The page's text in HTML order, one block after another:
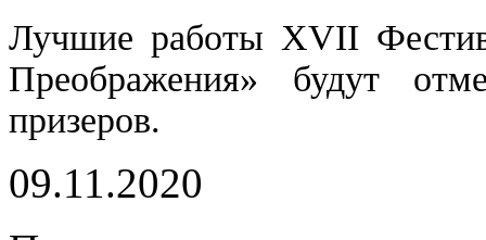
Лучшие работы XVII
Преображения» будут
призеров.
09.11.2020